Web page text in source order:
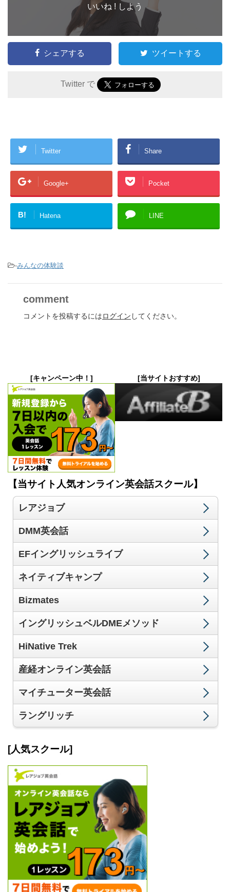
いいね ! しよう
シェアする ツイートする
Twitter で
Twitter Share
Google+ Pocket
B! Hatena LINE
-みんなの体験談
comment
コメントを投稿するにはログイン してください。
[キャンペーン中！] [当サイトおすすめ]
【当サイト人気オンライン英会話スクール】
レアジョブ
DMM英会話
EFイングリッシュライブ
ネイティブキャンプ
Bizmates
イングリッシュベルDMEメソッド
HiNative Trek
産経オンライン英会話
マイチューター英会話
ラングリッチ
[人気スクール]